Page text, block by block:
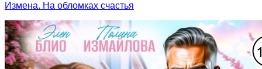
Измена. На обломках счастья